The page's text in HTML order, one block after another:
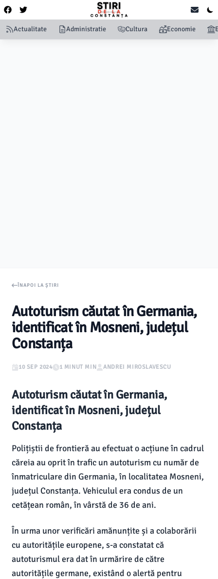
Actualitate Administratie Cultura Economie
ÎNAPOI LA ȘTIRI
Autoturism căutat în Germania,
identificat în Mosneni, județul
Constanța
10 SEP 2024 1 MINUT MIN ANDREI MIROSLAVESCU
Autoturism căutat în Germania,
identificat în Mosneni, județul
Constanța
Polițiștii de frontieră au efectuat o acțiune în cadrul
căreia au oprit în trafic un autoturism cu număr de
înmatriculare din Germania, în localitatea Mosneni,
județul Constanța. Vehiculul era condus de un
cetățean român, în vârstă de 36 de ani.
În urma unor verificări amănunțite și a colaborării
cu autoritățile europene, s-a constatat că
autoturismul era dat în urmărire de către
autoritățile germane, existând o alertă pentru